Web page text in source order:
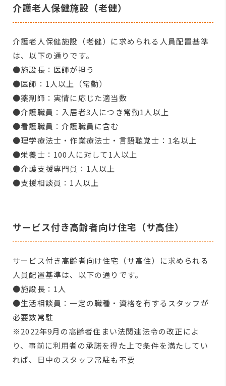
介護老人保健施設（老健）
介護老人保健施設（老健）に求められる人員配置基準
は、以下の通りです。
●施設長：医師が担う
●医師：1人以上（常勤）
●薬剤師：実情に応じた適当数
●介護職員：入居者3人につき常勤1人以上
●看護職員：介護職員に含む
●理学療法士・作業療法士・言語聴覚士：1名以上
●栄養士：100人に対して1人以上
●介護支援専門員：1人以上
●支援相談員：1人以上
サービス付き高齢者向け住宅（サ高住）
サービス付き高齢者向け住宅（サ高住）に求められる
人員配置基準は、以下の通りです。
●施設長：1人
●生活相談員：一定の職種・資格を有するスタッフが
必要数常駐
※2022年9月の高齢者住まい法関連法令の改正によ
り、事前に利用者の承諾を得た上で条件を満たしてい
れば、日中のスタッフ常駐も不要